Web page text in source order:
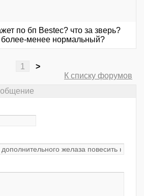
по бп Bestec? что за зверь?
более-менее нормальный?
1
>
К списку форумов